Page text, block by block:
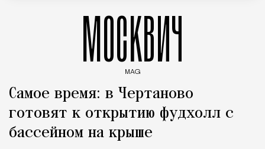
МОСКВИЧ
MAG
Самое время: в Чертаново
готовят к открытию фудхолл с
бассейном на крыше